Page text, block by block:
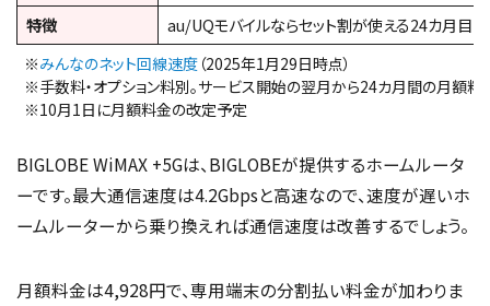
特徴
au/UQモバイルならセット割が使える24カ月目
※みんなのネット回線速度 （2025年1月29日時点）
※手数料・オプション料別。サービス開始の翌月から24カ月間の月額料
※10月1日に月額料金の改定予定
BIGLOBE WiMAX +5Gは、BIGLOBEが提供するホームルータ
ーです。最大通信速度は4.2Gbpsと高速なので、速度が遅いホ
ームルーターから乗り換えれば通信速度は改善するでしょう。
月額料金は4,928円で、専用端末の分割払い料金が加わりま